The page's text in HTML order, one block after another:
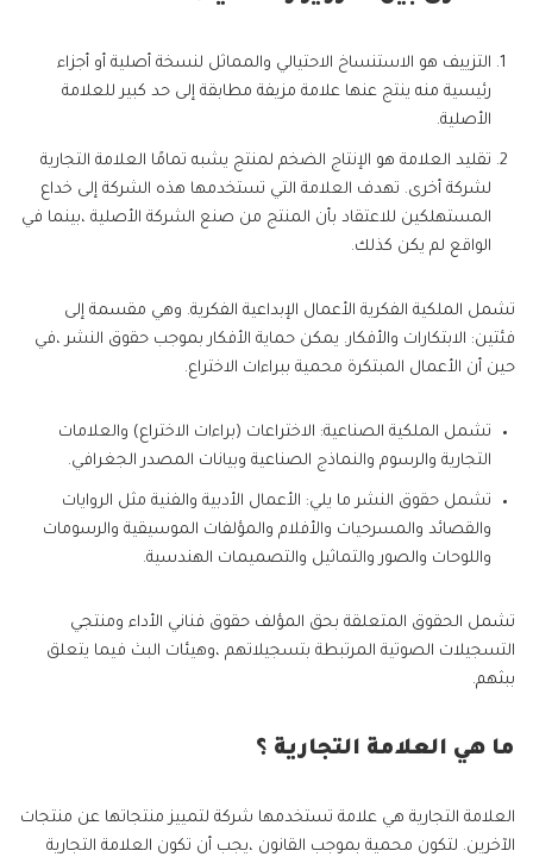
التزييف هو الاستنساخ الاحتيالي والمماثل لنسخة أصلية أو أجزاء
رئيسية منه ينتج عنها علامة مزيفة مطابقة إلى حد كبير للعلامة
الأصلية.
تقليد العلامة هو الإنتاج الضخم لمنتج يشبه تمامًا العلامة التجارية
لشركة أخرى. تهدف العلامة التي تستخدمها هذه الشركة إلى خداع
المستهلكين للاعتقاد بأن المنتج من صنع الشركة الأصلية ،بينما في
الواقع لم يكن كذلك.
تشمل الملكية الفكرية الأعمال الإبداعية الفكرية. وهي مقسمة إلى
فئتين: الابتكارات والأفكار. يمكن حماية الأفكار بموجب حقوق النشر ،في
حين أن الأعمال المبتكرة محمية ببراءات الاختراع.
تشمل الملكية الصناعية: الاختراعات (براءات الاختراع) والعلامات
التجارية والرسوم والنماذج الصناعية وبيانات المصدر الجغرافي.
تشمل حقوق النشر ما يلي: الأعمال الأدبية والفنية مثل الروايات
والقصائد والمسرحيات والأفلام والمؤلفات الموسيقية والرسومات
واللوحات والصور والتماثيل والتصميمات الهندسية.
تشمل الحقوق المتعلقة بحق المؤلف حقوق فناني الأداء ومنتجي
التسجيلات الصوتية المرتبطة بتسجيلاتهم ،وهيئات البث فيما يتعلق
ببثهم.
ما هي العلامة التجارية ؟
العلامة التجارية هي علامة تستخدمها شركة لتمييز منتجاتها عن منتجات
الآخرين. لتكون محمية بموجب القانون ،يجب أن تكون العلامة التجارية